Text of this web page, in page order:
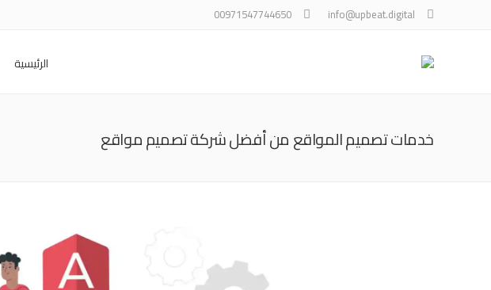
info@upbeat.digital
00971547744650
الرئيسية
خدمات تصميم المواقع من أفضل شركة تصميم مواقع